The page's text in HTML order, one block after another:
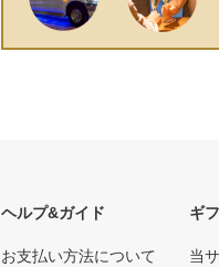
ヘルプ&ガイド
お支払い方法について
ギ
当